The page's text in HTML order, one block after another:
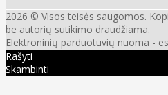
2026 © Visos teisės saugomos.
be autorių sutikimo draudžiama.
Elektroninių parduotuvių nuoma -
Rašyti
Skambinti